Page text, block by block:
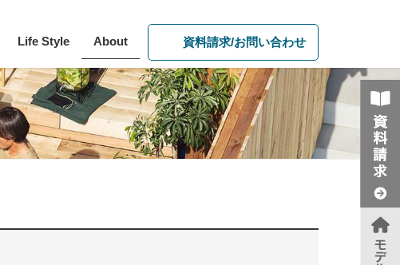
Life Style About 資料請求/お問い合わせ